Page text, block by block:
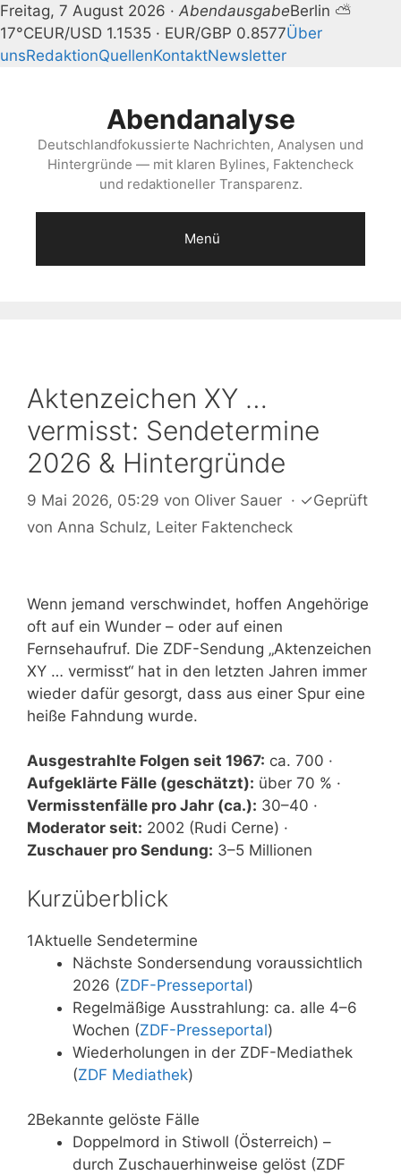
Freitag, 7 August 2026 · AbendausgabeBerlin ⛅
17°CEUR/USD 1.1535 · EUR/GBP 0.8577Über
unsRedaktionQuellenKontaktNewsletter
Abendanalyse
Deutschlandfokussierte Nachrichten, Analysen und
Hintergründe — mit klaren Bylines, Faktencheck
und redaktioneller Transparenz.
Menü
Aktenzeichen XY …
vermisst: Sendetermine
2026 & Hintergründe
9 Mai 2026, 05:29 von Oliver Sauer · ✓Geprüft
von Anna Schulz, Leiter Faktencheck
Wenn jemand verschwindet, hoffen Angehörige
oft auf ein Wunder – oder auf einen
Fernsehaufruf. Die ZDF-Sendung „Aktenzeichen
XY … vermisst“ hat in den letzten Jahren immer
wieder dafür gesorgt, dass aus einer Spur eine
heiße Fahndung wurde.
Ausgestrahlte Folgen seit 1967: ca. 700 ·
Aufgeklärte Fälle (geschätzt): über 70 % ·
Vermisstenfälle pro Jahr (ca.): 30–40 ·
Moderator seit: 2002 (Rudi Cerne) ·
Zuschauer pro Sendung: 3–5 Millionen
Kurzüberblick
1Aktuelle Sendetermine
Nächste Sondersendung voraussichtlich
2026 (ZDF-Presseportal)
Regelmäßige Ausstrahlung: ca. alle 4–6
Wochen (ZDF-Presseportal)
Wiederholungen in der ZDF-Mediathek
(ZDF Mediathek)
2Bekannte gelöste Fälle
Doppelmord in Stiwoll (Österreich) –
durch Zuschauerhinweise gelöst (ZDF